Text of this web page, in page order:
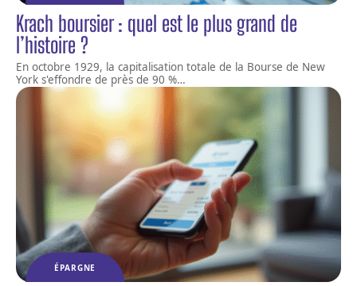
Krach boursier : quel est le plus grand de
l’histoire ?
En octobre 1929, la capitalisation totale de la Bourse de New
York s'effondre de près de 90 %…
ÉPARGNE